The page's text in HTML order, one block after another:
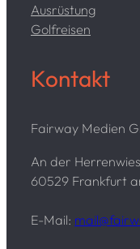
Ausrüstung
Golfreisen
Kontakt
Fairway Medien
An der
60529 Frankfurt
E-Mail: